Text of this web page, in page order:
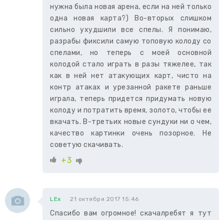
нужна была новая арена, если на ней только
одна новая карта?) Во-вторых слишком
сильно ухудшили все спелы. Я понимаю,
разрабы фиксили самую топовую колоду со
спелами, но теперь с моей основной
колодой стало играть в разы тяжелее, так
как в ней нет атакующих карт, чисто на
контр атаках и урезанной ракете раньше
играла, теперь придется придумать новую
колоду и потратить время, золото, чтобы ее
вкачать. В-третьих новые сундуки ни о чем,
качество картинки очень позорное. Не
советую скачивать.
+3
LEx 21 октября 2017 15:46
Спасибо вам огромное! скачалребят я тут